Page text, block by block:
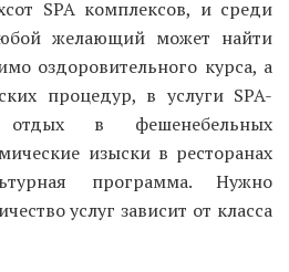
SPA комплексов, и среди
желающий может найти
оздоровительного курса, а
процедур, в услуги SPA-
в фешенебельных
изыски в ресторанах
программа. Нужно
услуг зависит от класса